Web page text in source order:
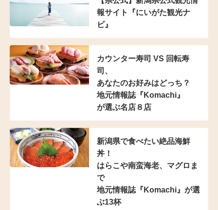
報サイト『にいがた観光ナ
ビ』
カウンター寿司 VS 回転寿
司、
あなたのお好みはどっち？
地元情報誌『Komachi』
が選ぶ名店８店
新潟県で食べたい絶品海鮮
丼！
はらこや南蛮海老、マグロま
で
地元情報誌『Komachi』 が選
ぶ13杯